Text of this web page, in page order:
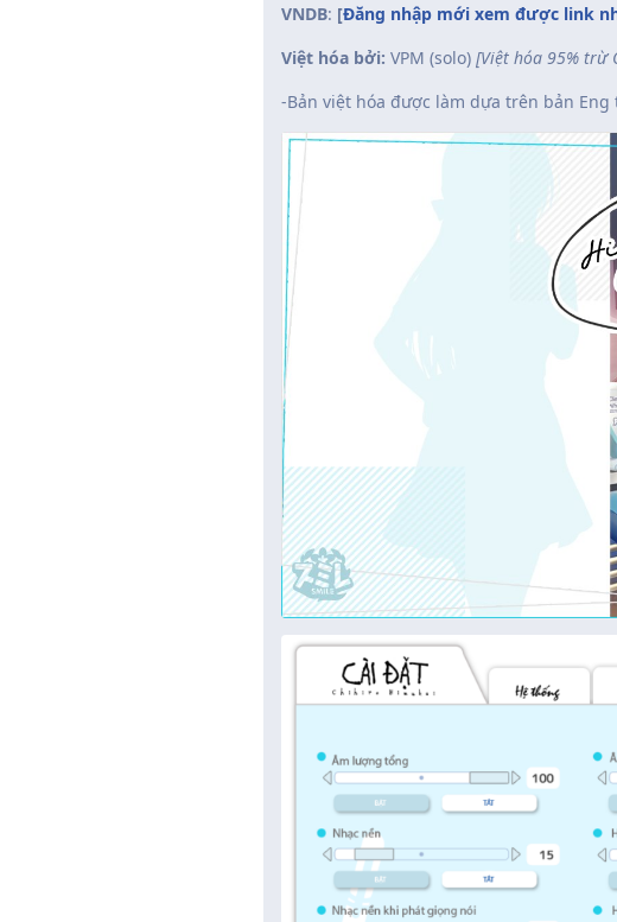
VNDB: [Đăng nhập mới xem được link
Việt hóa bởi: VPM (solo) [Việt hóa 95% trừ
-Bản việt hóa được làm dựa trên bản Eng